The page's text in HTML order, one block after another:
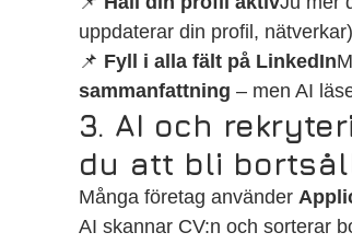
uppdaterar din profil,
📌 Fyll i alla fält på LinkedIn
sammanfattning – men AI
3. AI och
du att bli
Många företag använder
AI skannar CV:n och sorterar